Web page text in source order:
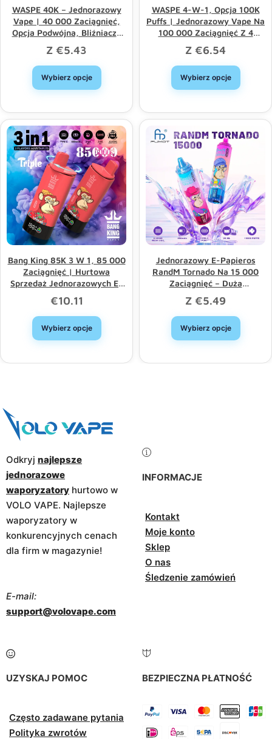
WASPE 40K – Jednorazowy
Vape | 40 000 Zaciągnięć,
Opcja Podwójna, Bliźniacze
Z €5.43
Wybierz opcje
WASPE 4-W-1, Opcja 100K
Puffs | Jednorazowy Vape Na
100 000 Zaciągnięć Z 4
Opcjami Oraz Sprzedaż
Hurtowa
Z €6.54
Wybierz opcje
Bang King 85K 3 W 1, 85 000
Zaciągnięć | Hurtowa
Sprzedaż Jednorazowych E-
Papierosów Z Potrójną Opcją
I Długą Żywotnością
€10.11
Wybierz opcje
Jednorazowy E-Papieros
RandM Tornado Na 15 000
Zaciągnięć – Duża
Pojemność, Dobry Wybór,
Rabat Hurtowy
Z €5.49
Wybierz opcje
Odkryj najlepsze
jednorazowe
waporyzatory hurtowo w
VOLO VAPE. Najlepsze
waporyzatory w
konkurencyjnych cenach
dla firm w magazynie!
E-mail:
support@volovape.com
INFORMACJE
Kontakt
Moje konto
Sklep
O nas
Śledzenie zamówień
UZYSKAJ POMOC
Często zadawane pytania
Polityka zwrotów
BEZPIECZNA PŁATNOŚĆ